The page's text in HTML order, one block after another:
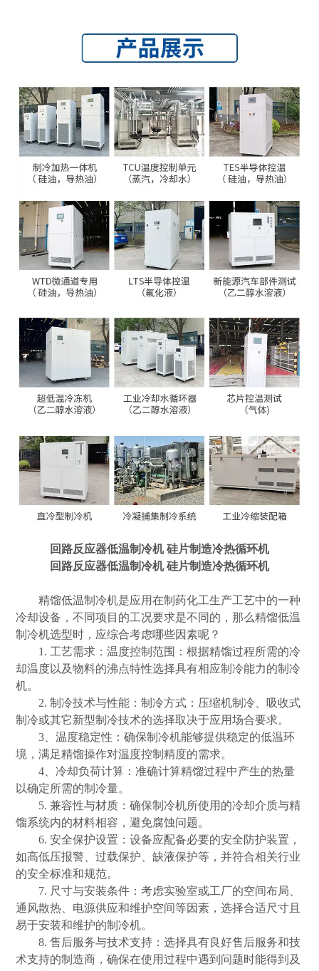
回路反应器低温制冷机 硅片制造冷热循环机
回路反应器低温制冷机 硅片制造冷热循环机
精馏低温制冷机是应用在制药化工生产工艺中的一种
冷却设备，不同项目的工况要求是不同的，那么精馏低温
制冷机选型时，应综合考虑哪些因素呢？
1. 工艺需求：温度控制范围：根据精馏过程所需的冷
却温度以及物料的沸点特性选择具有相应制冷能力的制冷
机。
2. 制冷技术与性能：制冷方式：压缩机制冷、吸收式
制冷或其它新型制冷技术的选择取决于应用场合要求。
3、温度稳定性：确保制冷机能够提供稳定的低温环
境，满足精馏操作对温度控制精度的需求。
4、冷却负荷计算：准确计算精馏过程中产生的热量
以确定所需的制冷量。
5. 兼容性与材质：确保制冷机所使用的冷却介质与精
馏系统内的材料相容，避免腐蚀问题。
6. 安全保护设置：设备应配备必要的安全防护装置，
如高低压报警、过载保护、缺液保护等，并符合相关行业
的安全标准和规范。
7. 尺寸与安装条件：考虑实验室或工厂的空间布局、
通风散热、电源供应和维护空间等因素，选择合适尺寸且
易于安装和维护的制冷机。
8. 售后服务与技术支持：选择具有良好售后服务和技
术支持的制造商，确保在使用过程中遇到问题时能得到及